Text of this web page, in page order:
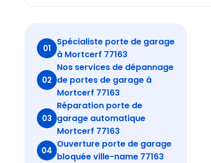
01
Spécialiste porte de garage
à Mortcerf 77163
02
Nos services de dépannage
de portes de garage à
Mortcerf 77163
03
Réparation porte de
garage automatique
Mortcerf 77163
04
Ouverture porte de garage
bloquée ville-name 77163